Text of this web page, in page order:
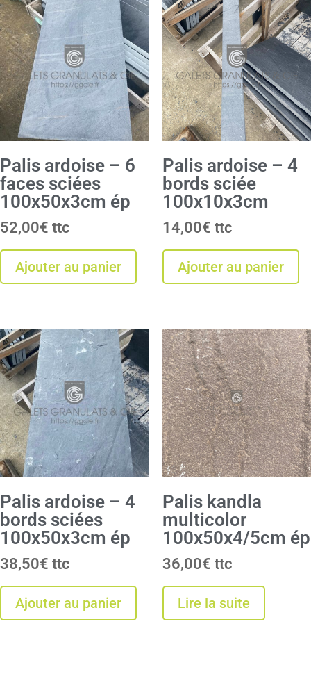
Palis ardoise – 6
faces sciées
100x50x3cm ép
52,00€
Ajouter au panier
Palis ardoise – 4
bords sciée
100x10x3cm
14,00€
Ajouter au panier
Palis ardoise – 4
bords sciées
100x50x3cm ép
38,50€
Ajouter au panier
Palis kandla
multicolor
100x50x4/5cm ép
36,00€
Lire la suite